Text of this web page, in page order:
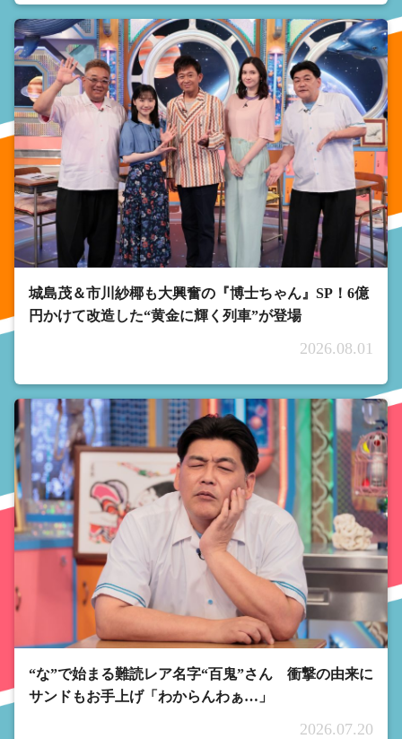
城島茂＆市川紗椰も大興奮の『博士ちゃん』SP！6億
円かけて改造した“黄金に輝く列車”が登場
2026.08.01
“な”で始まる難読レア名字“百鬼”さん 衝撃の由来に
サンドもお手上げ「わからんわぁ…」
2026.07.20